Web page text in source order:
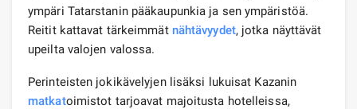
ympäri Tatarstanin pääkaupunkia ja sen ympäristöä.
Reitit kattavat tärkeimmät nähtävyydet, jotka näyttävät
upeilta valojen valossa.
Perinteisten jokikävelyjen lisäksi lukuisat Kazanin
matkatoimistot tarjoavat majoitusta hotelleissa,